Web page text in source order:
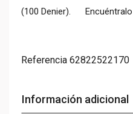
(100 Denier). Encuéntralo
Referencia 62822522170
Información adicional